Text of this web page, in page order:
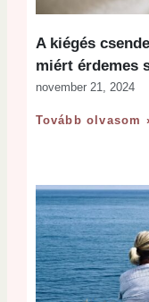
A kiégés
miért érdemes
november 21, 2024
Tovább olvasom